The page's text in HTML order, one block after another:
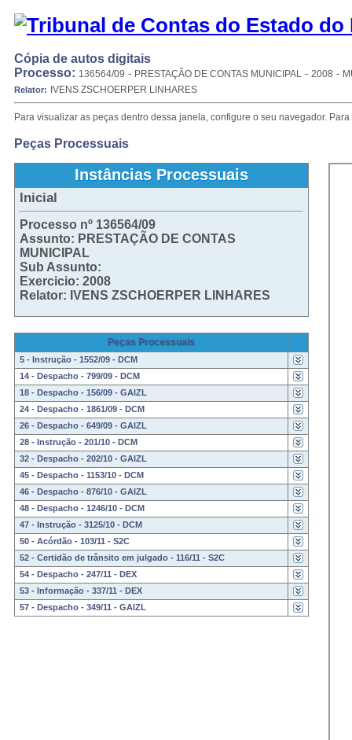
Cópia de autos digitais
Processo: 136564/09 - PRESTAÇÃO DE CONTAS MUNICIPAL - 2008 -
Relator: IVENS ZSCHOERPER LINHARES
Para visualizar as peças dentro dessa janela, configure o seu navegador.
Peças Processuais
Instâncias Processuais
Inicial
Processo nº 136564/09
Assunto: PRESTAÇÃO DE CONTAS
MUNICIPAL
Sub Assunto:
Exercicio: 2008
Relator: IVENS ZSCHOERPER LINHARES
Peças Processuais
5 - Instrução - 1552/09 - DCM
14 - Despacho - 799/09 - DCM
18 - Despacho - 156/09 - GAIZL
24 - Despacho - 1861/09 - DCM
26 - Despacho - 649/09 - GAIZL
28 - Instrução - 201/10 - DCM
32 - Despacho - 202/10 - GAIZL
45 - Despacho - 1153/10 - DCM
46 - Despacho - 876/10 - GAIZL
48 - Despacho - 1246/10 - DCM
47 - Instrução - 3125/10 - DCM
50 - Acórdão - 103/11 - S2C
52 - Certidão de trânsito em julgado - 116/11 - S2C
54 - Despacho - 247/11 - DEX
53 - Informação - 337/11 - DEX
57 - Despacho - 349/11 - GAIZL